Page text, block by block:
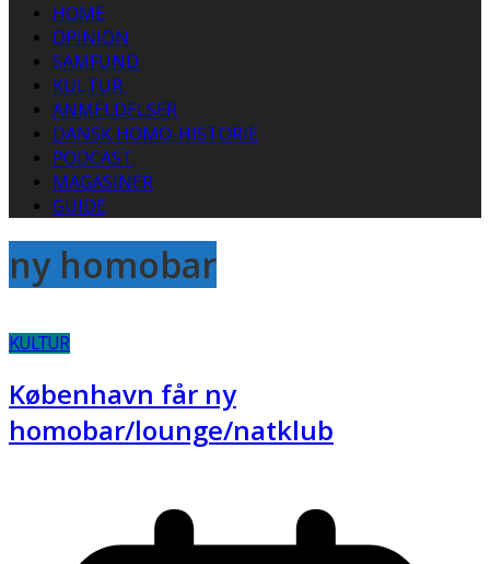
HOME
OPINION
SAMFUND
KULTUR
ANMELDELSER
DANSK HOMO-HISTORIE
PODCAST
MAGASINER
GUIDE
ny homobar
KULTUR
København får ny
homobar/lounge/natklub